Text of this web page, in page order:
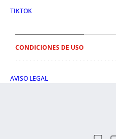
TIKTOK
CONDICIONES DE USO
AVISO LEGAL